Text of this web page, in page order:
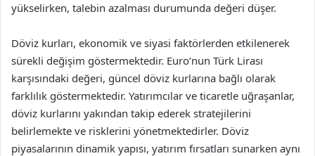
yükselirken, talebin azalması durumunda değeri düşer.
Döviz kurları, ekonomik ve siyasi faktörlerden etkilenerek
sürekli değişim göstermektedir. Euro’nun Türk Lirası
karşısındaki değeri, güncel döviz kurlarına bağlı olarak
farklılık göstermektedir. Yatırımcılar ve ticaretle uğraşanlar,
döviz kurlarını yakından takip ederek stratejilerini
belirlemekte ve risklerini yönetmektedirler. Döviz
piyasalarının dinamik yapısı, yatırım fırsatları sunarken aynı